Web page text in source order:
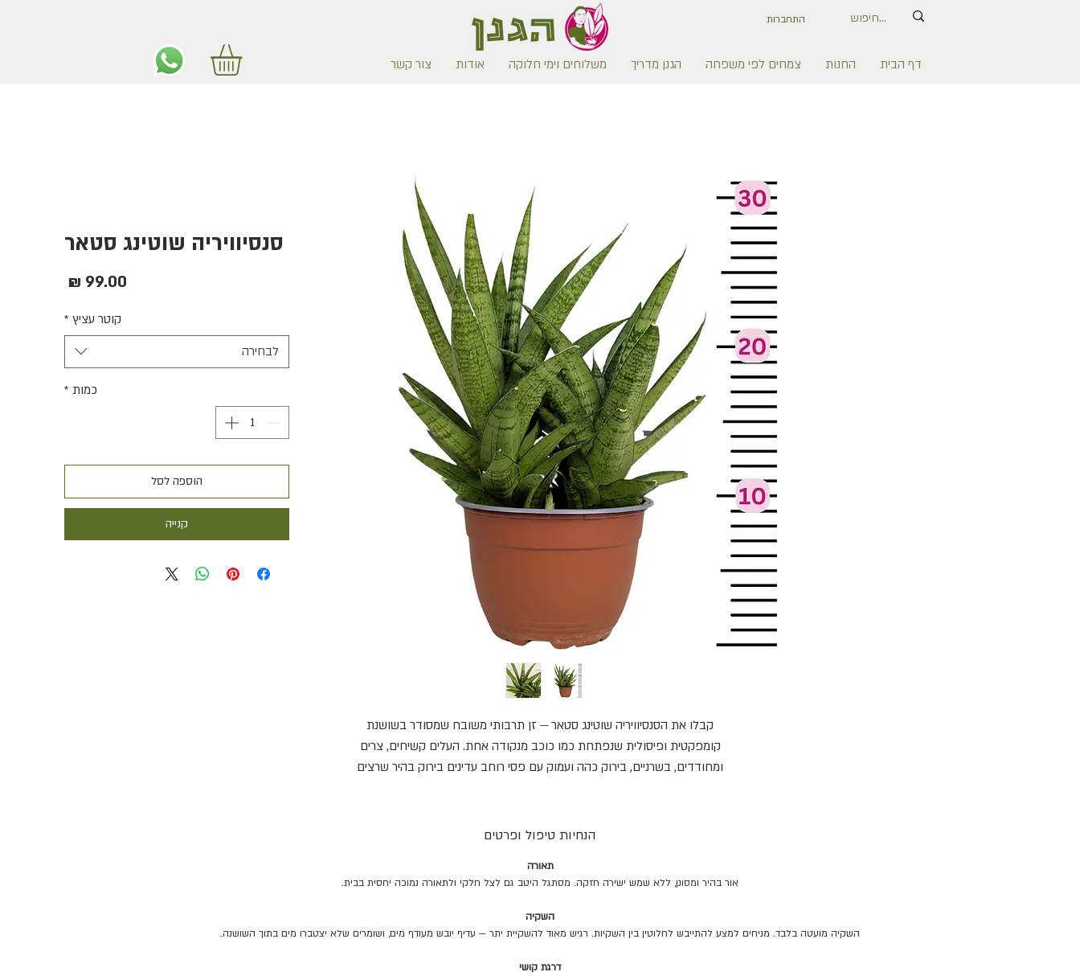
התחברות
דף הבית החנות צמחים לפי משפחה הגנן מדריך משלוחים וימי חלוקה אודות צור קשר
סנסיוויריה שוטינג סטאר
קוטר עציץ *
לבחירה
כמות *
הוספה לסל
קנייה
קבלו את הסנסיוויריה שוטינג סטאר — זן תרבותי משובח שמסודר בשושנת
קומפקטית ופיסולית שנפתחת כמו כוכב מנקודה אחת. העלים קשיחים, צרים
ומחודדים, בשרניים, בירוק כהה ועמוק עם פסי רוחב עדינים בירוק בהיר שרצים
בצל חלקי), והשקיה מועטה: מחכים שהמצע יתייבש לגמרי. הסוד שלו הוא
מים ביום החם. טיפ: אל תתנו למים להצטבר בתוך השושנה — שם זה מתחיל
להירקב מהר. כלי מנוקז היטב הוא חבר.
הנחיות טיפול ופרטים
תאורה
אור בהיר ומסונן, ללא שמש ישירה חזקה. מסתגל היטב גם לצל חלקי ולתאורה נמוכה יחסית בבית.
השקיה
השקיה מועטה בלבד. מניחים למצע להתייבש לחלוטין בין השקיות. רגיש מאוד להשקיית יתר — עדיף יובש מעודף מים, ושומרים שלא יצטברו מים בתוך השושנה.
דרגת קושי